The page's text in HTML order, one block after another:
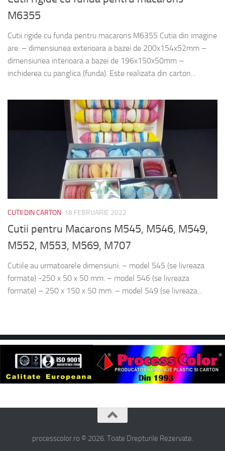
M6355
Cutii rigide cu funda pentru macarons M6355 Cutia din imagine
are: – dimensiunea exterioara a bazei de 200x154x52mm –
dimensiunea interioara a bazei de 196x150x50mm –
inchiderea cu panglica (funda). Este realizata din carton...
CUTII DIN CARTON 18 FEBRUARIE 2022
Cutii pentru Macarons M545, M546, M549,
M552, M553, M569, M707
Cutiile au urmatoarele dimensiuni: – model 545 (se livreaza
formate) -250 x 50 x 50 mm. – model 546 (se livreaza
formate) – 250 x 150 x 50 mm. – model 549 (se livreaza...
processcolor.ro © 2026. Toate Drepturile Rezervate.